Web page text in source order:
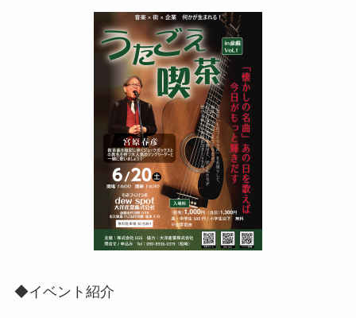
◆イベント紹介